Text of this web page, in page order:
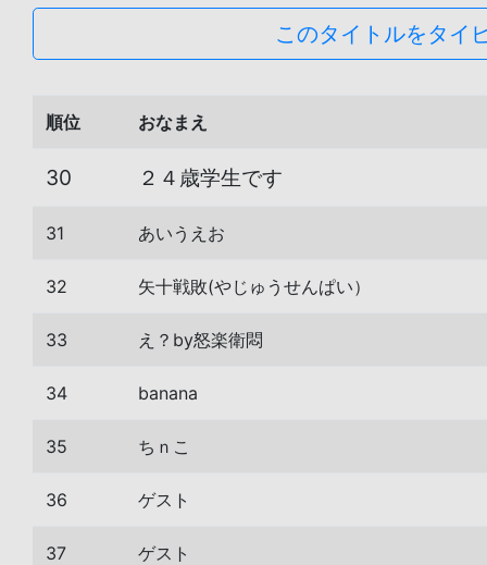
このタイトルをタイ
順位 おなまえ
30 ２４歳学生です
31 あいうえお
32 矢十戦敗(やじゅうせんぱい）
33 え？by怒楽衛悶
34 banana
35 ちｎこ
36 ゲスト
37 ゲスト